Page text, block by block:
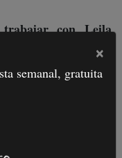
con Leila
relación con ella.
mucho respeto
complicidad, y
×
semanal, gratuita